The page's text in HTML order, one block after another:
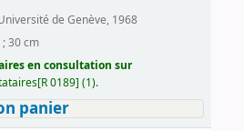
de Genève, 1968
30 cm
en consultation sur
0189] (1).
panier